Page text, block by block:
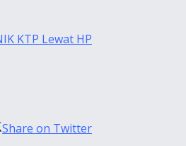
KTP Lewat HP
Share on Twitter